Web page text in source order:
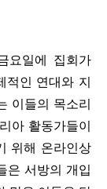
요일에 집회가
인 연대와 지
이들의 목소리
아 활동가들이
위해 온라인상
은 서방의 개입